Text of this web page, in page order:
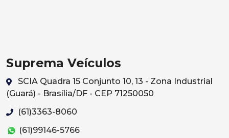
Suprema Veículos
SCIA Quadra 15 Conjunto 10, 13 - Zona Industrial
(Guará) - Brasília/DF - CEP 71250050
(61)3363-8060
(61)99146-5766